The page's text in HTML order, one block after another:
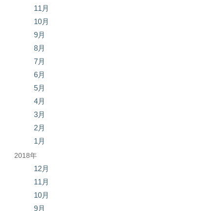
11月
10月
9月
8月
7月
6月
5月
4月
3月
2月
1月
2018年
12月
11月
10月
9月